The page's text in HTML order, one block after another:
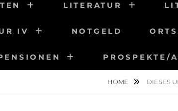
LITERATUR
IV NOTGELD
PROSPEKTE/
HOME DIESES